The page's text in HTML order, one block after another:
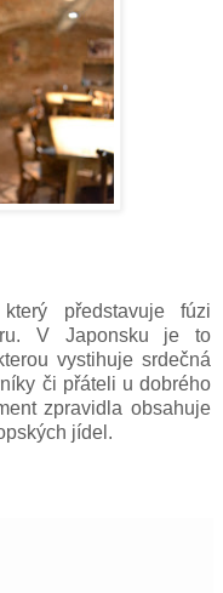
představuje fúzi
V Japonsku je to
vystihuje srdečná
či přáteli u dobrého
zpravidla obsahuje
jídel.